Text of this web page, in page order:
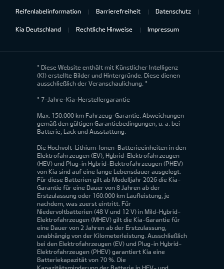
Reifenlabelinformation Barrierefreiheit Datenschutz
Kia Deutschland Rechtliche Hinweise Impressum
* Diese Website enthält mit Künstlicher Intelligenz
(KI) erstellte Bilder und Hintergründe. Diese dienen
ausschließlich der Veranschaulichung. *
* 7-Jahre-Kia-Herstellergarantie
Max. 150.000 km Fahrzeug-Garantie. Abweichungen
gemäß den gültigen Garantiebedingungen, u. a. bei
Batterie, Lack und Ausstattung.
Die Hochvolt-Lithium-Ionen-Batterieeinheiten in den
Elektrofahrzeugen (EV), Hybrid-Elektrofahrzeugen
(HEV) und Plug-in Hybrid-Elektrofahrzeugen (PHEV)
von Kia sind auf eine lange Lebensdauer ausgelegt.
Für diese Batterien gilt ab Modelljahr 2026 die Kia-
Garantie für eine Dauer von 8 Jahren ab der
Erstzulassung oder 160.000 km Laufleistung, je
nachdem, was zuerst eintritt. Für
Niedervoltbatterien (48 V und 12 V) in Mild-Hybrid-
Elektrofahrzeugen (MHEV) gilt die Kia-Garantie für
eine Dauer von 2 Jahren ab der Erstzulassung,
unabhängig von der Kilometerleistung. Ausschließlich
bei den Elektrofahrzeugen (EV) und Plug-in Hybrid-
Elektrofahrzeugen (PHEV) garantiert Kia eine
Batteriekapazität von 70 %. Die
Kapazitätsminderung der Batterie in HEV- und